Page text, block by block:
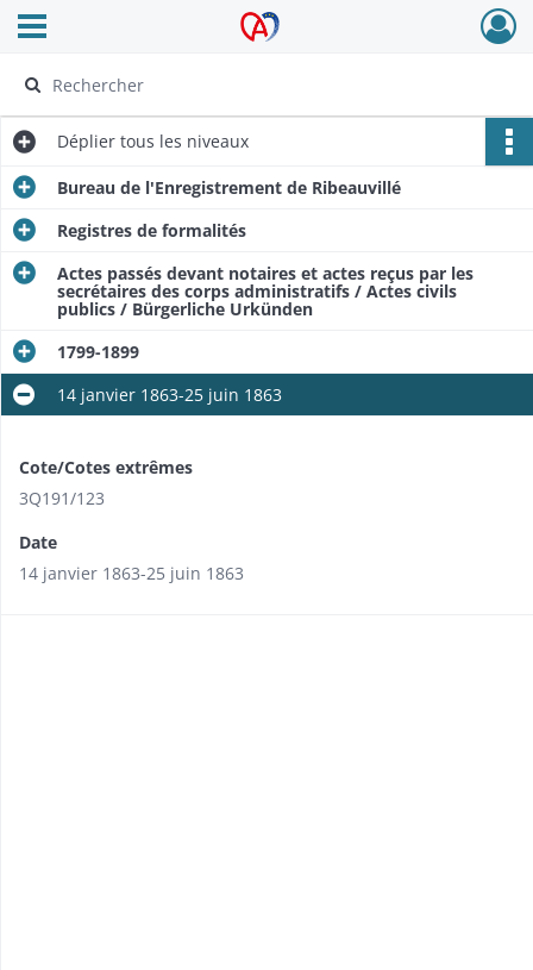
Archives Alsace - Colmar
Ouvrir le menu déroulant
Déplier tous les niveaux
Bureau de l'Enregistrement de Ribeauvillé
Registres de formalités
Actes passés devant notaires et actes reçus par les
secrétaires des corps administratifs / Actes civils
publics / Bürgerliche Urkünden
1799-1899​
14 janvier 1863-25 juin 1863
Cote/Cotes extrêmes
3Q191/123
Date
14 janvier 1863-25 juin 1863